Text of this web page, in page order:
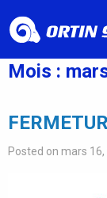
Mois :
Posted on mars